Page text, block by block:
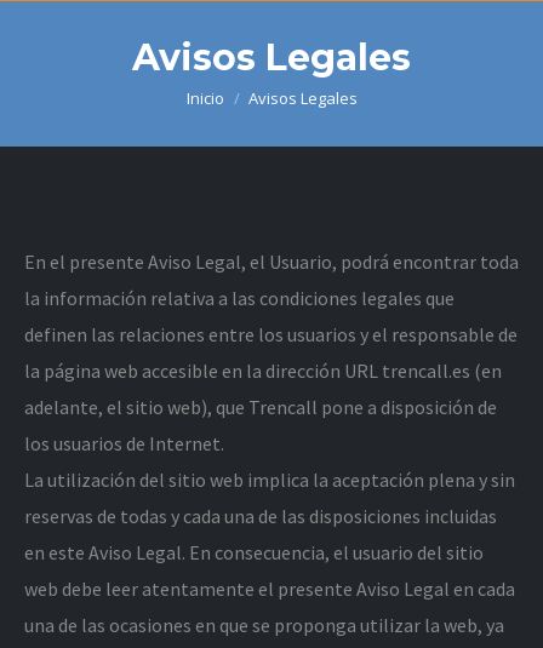
Avisos Legales
Estás aquí:
Inicio Avisos Legales
En el presente Aviso Legal, el Usuario, podrá encontrar toda
la información relativa a las condiciones legales que
definen las relaciones entre los usuarios y el responsable de
la página web accesible en la dirección URL trencall.es (en
adelante, el sitio web), que Trencall pone a disposición de
los usuarios de Internet.
La utilización del sitio web implica la aceptación plena y sin
reservas de todas y cada una de las disposiciones incluidas
en este Aviso Legal. En consecuencia, el usuario del sitio
web debe leer atentamente el presente Aviso Legal en cada
una de las ocasiones en que se proponga utilizar la web, ya